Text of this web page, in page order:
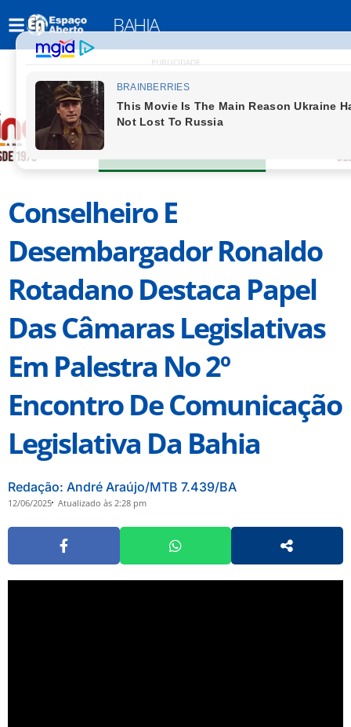
BAHIA
PUBLICIDADE
Conselheiro E
Desembargador Ronaldo
Rotadano Destaca Papel
Das Câmaras Legislativas
Em Palestra No 2º
Encontro De Comunicação
Legislativa Da Bahia
Redação: André Araújo/MTB 7.439/BA
12/06/2025 Atualizado às 2:28 pm